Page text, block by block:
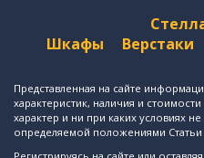
Шкафы
Верстаки
Представленная на сайте
характеристик, наличия и
характер и ни при каких условиях
определяемой положениями Статьи